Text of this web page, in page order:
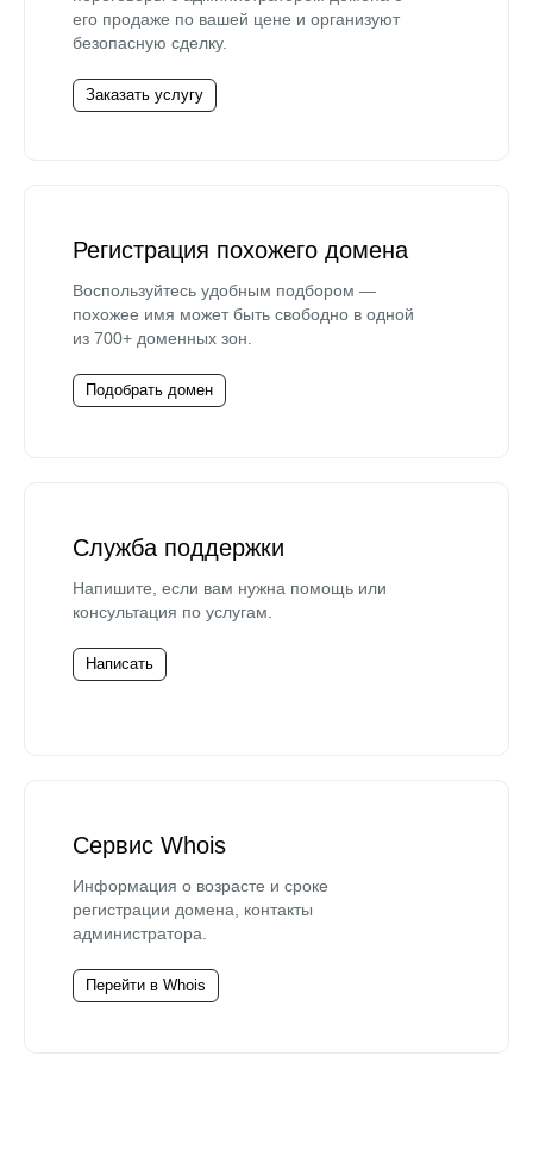
его продаже по вашей цене и организуют
безопасную сделку.
Заказать услугу
Регистрация похожего домена
Воспользуйтесь удобным подбором —
похожее имя может быть свободно в одной
из 700+ доменных зон.
Подобрать домен
Служба поддержки
Напишите, если вам нужна помощь или
консультация по услугам.
Написать
Сервис Whois
Информация о возрасте и сроке
регистрации домена, контакты
администратора.
Перейти в Whois